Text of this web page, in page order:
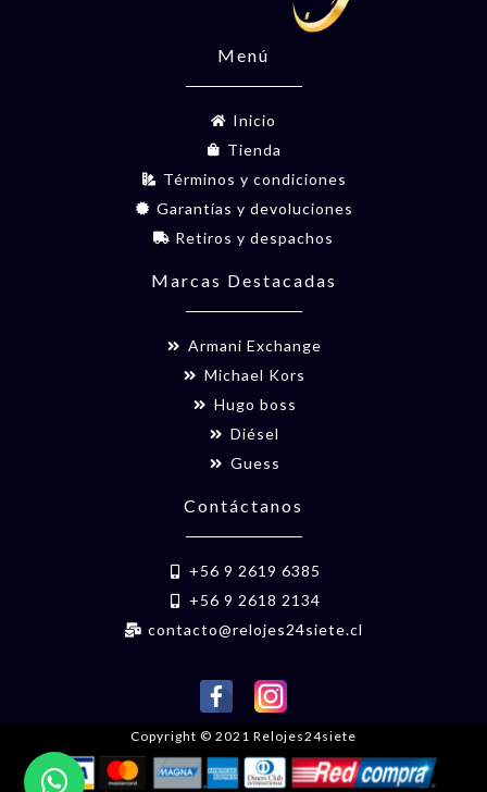
Menú
Inicio
Tienda
Términos y condiciones
Garantías y devoluciones
Retiros y despachos
Marcas Destacadas
Armani Exchange
Michael Kors
Hugo boss
Diésel
Guess
Contáctanos
+56 9 2619 6385
+56 9 2618 2134
contacto@relojes24siete.cl
Copyright © 2021 Relojes24siete